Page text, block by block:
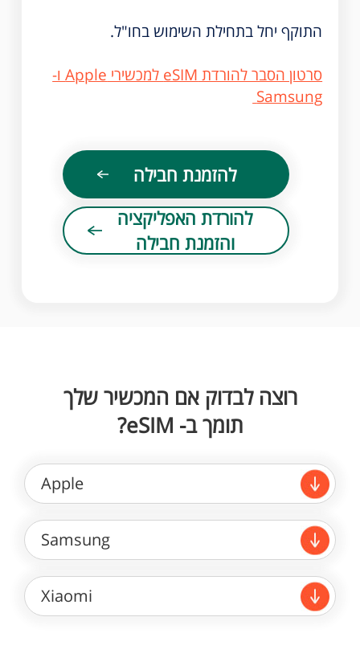
התוקף יחל בתחילת השימוש בחו"ל.
סרטון הסבר להורדת eSIM למכשירי Apple ו-
Samsung
להזמנת חבילה
להורדת האפליקציה
והזמנת חבילה
רוצה לבדוק אם המכשיר שלך
תומך ב- eSIM?
Apple
Samsung
Xiaomi